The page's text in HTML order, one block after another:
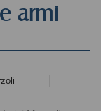
armi